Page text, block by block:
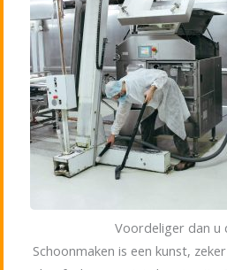
Voordeliger dan u
Schoonmaken is een kunst,